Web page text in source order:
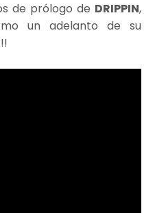
de prólogo de DRIPPIN,
un adelanto de su